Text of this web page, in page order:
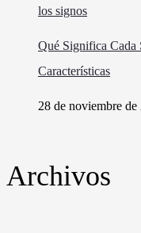
Qué Significa Cada
Características
28 de noviembre de
Archivos